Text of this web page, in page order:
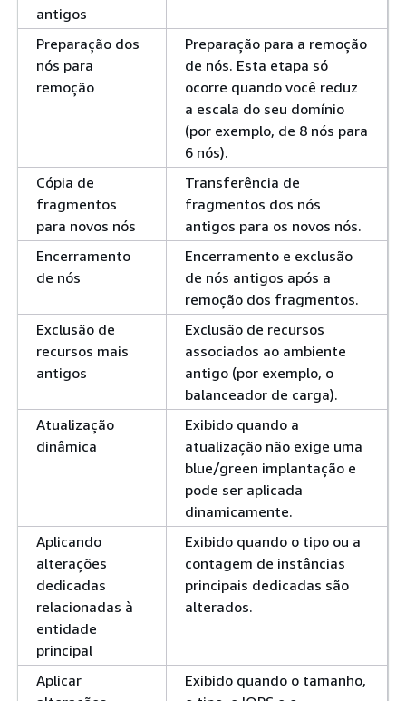
antigos
Preparação dos
nós para
remoção
Preparação para a remoção
de nós. Esta etapa só
ocorre quando você reduz
a escala do seu domínio
(por exemplo, de 8 nós para
6 nós).
Cópia de
fragmentos
para novos nós
Transferência de
fragmentos dos nós
antigos para os novos nós.
Encerramento
de nós
Encerramento e exclusão
de nós antigos após a
remoção dos fragmentos.
Exclusão de
recursos mais
antigos
Exclusão de recursos
associados ao ambiente
antigo (por exemplo, o
balanceador de carga).
Atualização
dinâmica
Exibido quando a
atualização não exige uma
blue/green implantação e
pode ser aplicada
dinamicamente.
Aplicando
alterações
dedicadas
relacionadas à
entidade
principal
Exibido quando o tipo ou a
contagem de instâncias
principais dedicadas são
alterados.
Aplicar
Exibido quando o tamanho,